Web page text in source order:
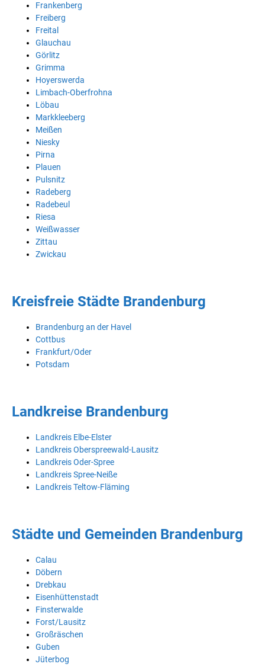
Frankenberg
Freiberg
Freital
Glauchau
Görlitz
Grimma
Hoyerswerda
Limbach-Oberfrohna
Löbau
Markkleeberg
Meißen
Niesky
Pirna
Plauen
Pulsnitz
Radeberg
Radebeul
Riesa
Weißwasser
Zittau
Zwickau
Kreisfreie Städte Brandenburg
Brandenburg an der Havel
Cottbus
Frankfurt/Oder
Potsdam
Landkreise Brandenburg
Landkreis Elbe-Elster
Landkreis Oberspreewald-Lausitz
Landkreis Oder-Spree
Landkreis Spree-Neiße
Landkreis Teltow-Fläming
Städte und Gemeinden Brandenburg
Calau
Döbern
Drebkau
Eisenhüttenstadt
Finsterwalde
Forst/Lausitz
Großräschen
Guben
Jüterbog